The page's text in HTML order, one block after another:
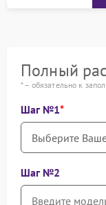
Полный
* – обязательно к
Шаг №1
Шаг №2